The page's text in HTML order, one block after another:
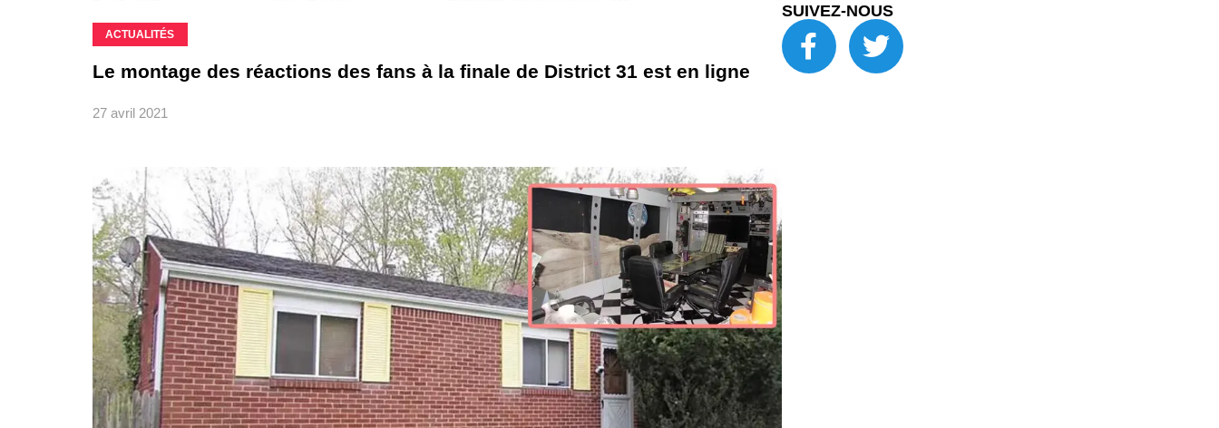
ACTUALITÉS
Le montage des réactions des fans à la finale de District 31 est en ligne
27 avril 2021
SUIVEZ-NOUS